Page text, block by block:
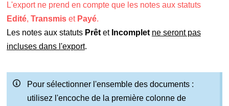
L'export ne prend en compte que les notes aux statuts
Edité, Transmis et Payé.
Les notes aux statuts Prêt et Incomplet ne seront pas
incluses dans l'export.
Pour sélectionner l'ensemble des documents :
utilisez l'encoche de la première colonne de